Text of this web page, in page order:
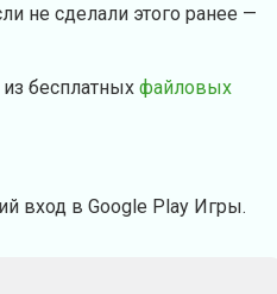
не сделали этого ранее —
бесплатных файловых
вход в Google Play Игры.